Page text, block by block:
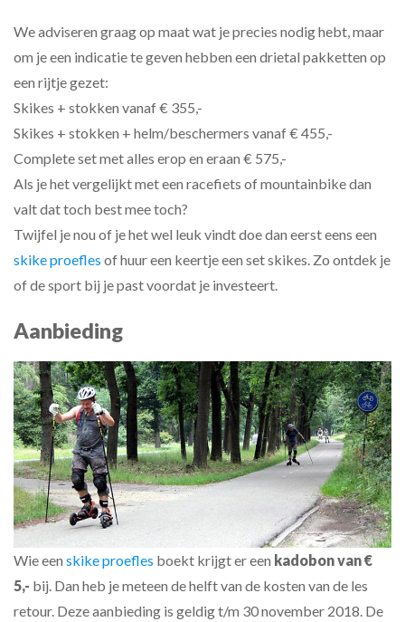
We adviseren graag op maat wat je precies nodig hebt, maar
om je een indicatie te geven hebben een drietal pakketten op
een rijtje gezet:
Skikes + stokken vanaf € 355,-
Skikes + stokken + helm/beschermers vanaf € 455,-
Complete set met alles erop en eraan € 575,-
Als je het vergelijkt met een racefiets of mountainbike dan
valt dat toch best mee toch?
Twijfel je nou of je het wel leuk vindt doe dan eerst eens een
skike proefles of huur een keertje een set skikes. Zo ontdek je
of de sport bij je past voordat je investeert.
Aanbieding
Wie een skike proefles boekt krijgt er een kadobon van €
5,- bij. Dan heb je meteen de helft van de kosten van de les
retour. Deze aanbieding is geldig t/m 30 november 2018. De